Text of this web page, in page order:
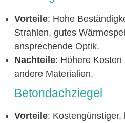
Vorteile: Hohe
Strahlen, gutes
ansprechende Optik.
Nachteile: Höhere
andere Materialien.
Betondachziegel
Vorteile: Kostengünstiger,